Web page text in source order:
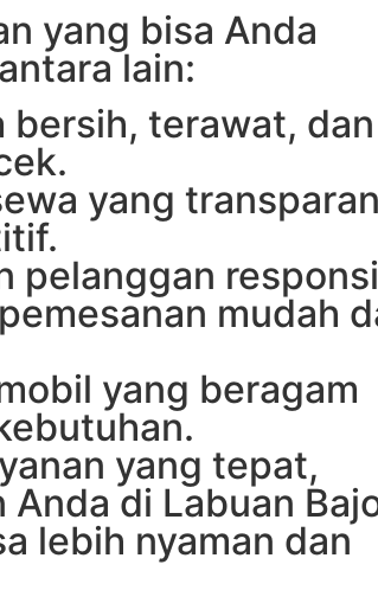
yang bisa Anda
lain:
bersih, terawat, dan
yang
pelanggan
mudah
yang beragam
yang tepat,
Anda di Labuan
lebih nyaman dan